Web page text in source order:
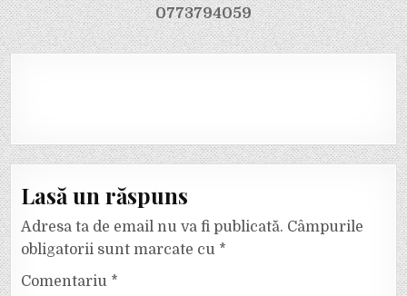
0773794059
Lasă un răspuns
Adresa ta de email nu va fi publicată. Câmpurile
obligatorii sunt marcate cu *
Comentariu *